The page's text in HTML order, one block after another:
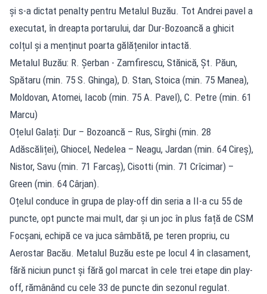
și s-a dictat penalty pentru Metalul Buzău. Tot Andrei pavel a
executat, în dreapta portarului, dar Dur-Bozoancă a ghicit
colțul și a menținut poarta gălățenilor intactă.
Metalul Buzău: R. Șerban - Zamfirescu, Stănică, Șt. Păun,
Spătaru (min. 75 S. Ghinga), D. Stan, Stoica (min. 75 Manea),
Moldovan, Atomei, Iacob (min. 75 A. Pavel), C. Petre (min. 61
Marcu)
Oțelul Galați: Dur – Bozoancă – Rus, Sîrghi (min. 28
Adăscăliței), Ghiocel, Nedelea – Neagu, Jardan (min. 64 Cireș),
Nistor, Savu (min. 71 Farcaș), Cisotti (min. 71 Crîcimar) –
Green (min. 64 Cârjan).
Oțelul conduce în grupa de play-off din seria a II-a cu 55 de
puncte, opt puncte mai mult, dar și un joc în plus față de CSM
Focșani, echipă ce va juca sâmbătă, pe teren propriu, cu
Aerostar Bacău. Metalul Buzău este pe locul 4 în clasament,
fără niciun punct și fără gol marcat în cele trei etape din play-
off, rămânând cu cele 33 de puncte din sezonul regulat.